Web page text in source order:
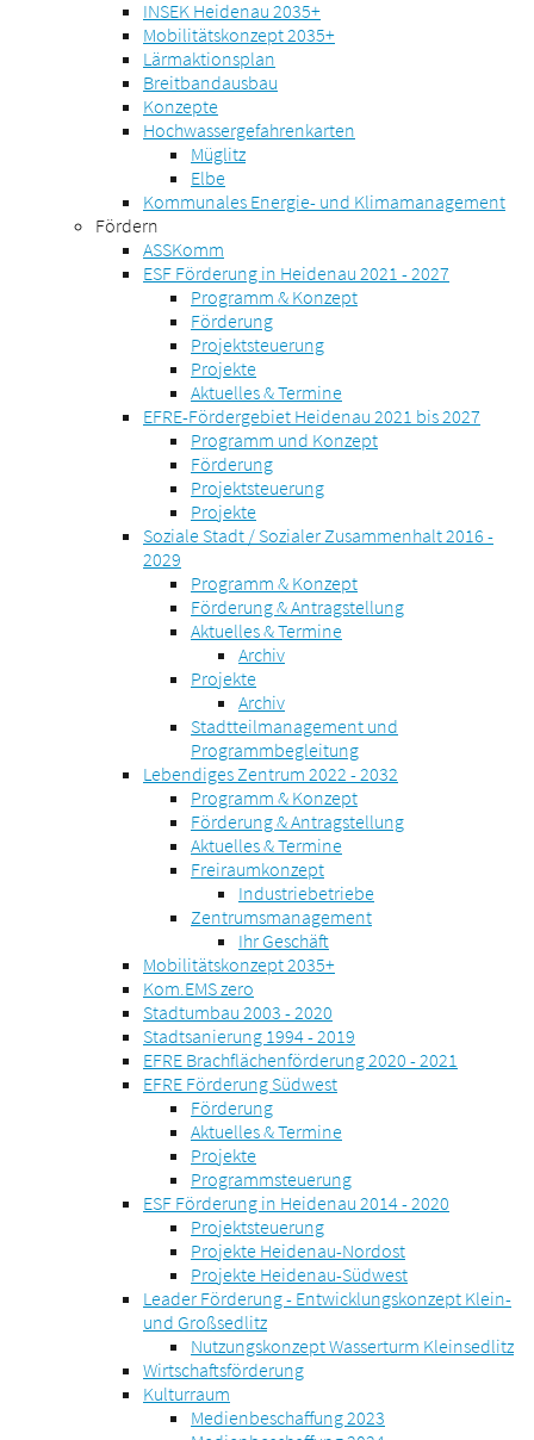
INSEK Heidenau 2035+
Mobilitätskonzept 2035+
Lärmaktionsplan
Breitbandausbau
Konzepte
Hochwassergefahrenkarten
Müglitz
Elbe
Kommunales Energie- und Klimamanagement
Fördern
ASSKomm
ESF Förderung in Heidenau 2021 - 2027
Programm & Konzept
Förderung
Projektsteuerung
Projekte
Aktuelles & Termine
EFRE-Fördergebiet Heidenau 2021 bis 2027
Programm und Konzept
Förderung
Projektsteuerung
Projekte
Soziale Stadt / Sozialer Zusammenhalt 2016 -
2029
Programm & Konzept
Förderung & Antragstellung
Aktuelles & Termine
Archiv
Projekte
Archiv
Stadtteilmanagement und
Programmbegleitung
Lebendiges Zentrum 2022 - 2032
Programm & Konzept
Förderung & Antragstellung
Aktuelles & Termine
Freiraumkonzept
Industriebetriebe
Zentrumsmanagement
Ihr Geschäft
Mobilitätskonzept 2035+
Kom.EMS zero
Stadtumbau 2003 - 2020
Stadtsanierung 1994 - 2019
EFRE Brachflächenförderung 2020 - 2021
EFRE Förderung Südwest
Förderung
Aktuelles & Termine
Projekte
Programmsteuerung
ESF Förderung in Heidenau 2014 - 2020
Projektsteuerung
Projekte Heidenau-Nordost
Projekte Heidenau-Südwest
Leader Förderung - Entwicklungskonzept Klein-
und Großsedlitz
Nutzungskonzept Wasserturm Kleinsedlitz
Wirtschaftsförderung
Kulturraum
Medienbeschaffung 2023